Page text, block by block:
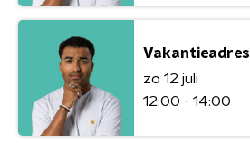
Vakantieadres
zo 12 juli
12:00 - 14:00